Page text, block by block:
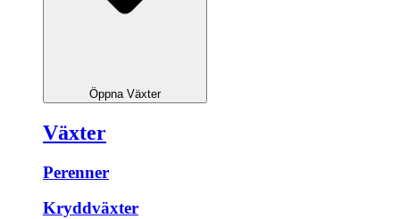
Öppna Växter
Växter
Perenner
Kryddväxter